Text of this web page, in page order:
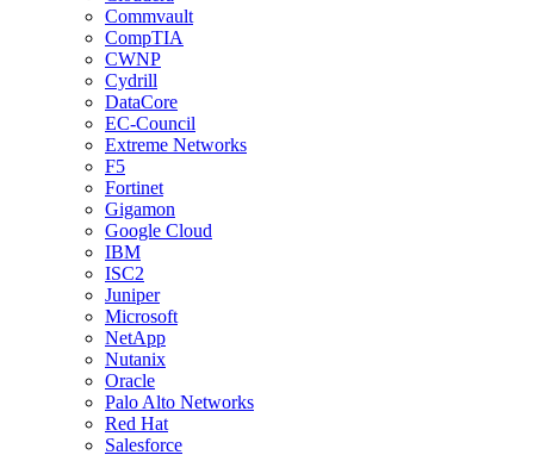
Commvault
CompTIA
CWNP
Cydrill
DataCore
EC-Council
Extreme Networks
F5
Fortinet
Gigamon
Google Cloud
IBM
ISC2
Juniper
Microsoft
NetApp
Nutanix
Oracle
Palo Alto Networks
Red Hat
Salesforce